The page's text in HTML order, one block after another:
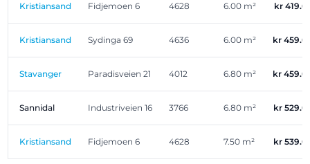
Kristiansand Fidjemoen 6 4628 6.00 m² kr
Kristiansand Sydinga 69 4636 6.00 m² kr
Stavanger Paradisveien 21 4012 6.80 m² kr
Sannidal Industriveien 16 3766 6.80 m² kr
Kristiansand Fidjemoen 6 4628 7.50 m² kr